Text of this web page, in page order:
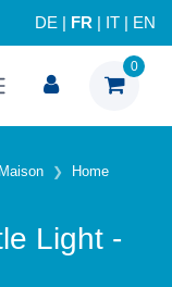
DE FR IT EN
0
Home
Light -